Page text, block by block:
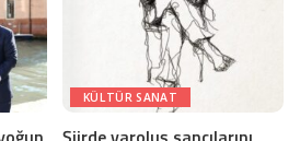
KÜLTÜR SANAT